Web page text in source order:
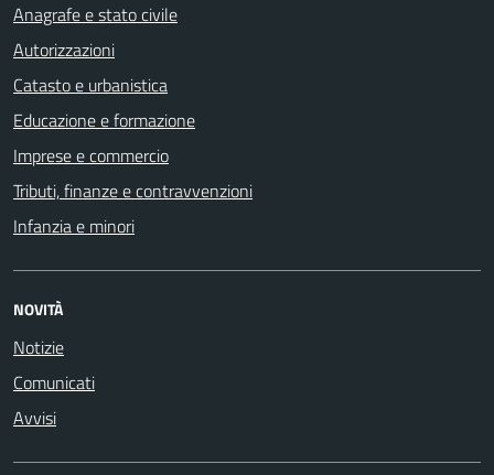
Anagrafe e stato civile
Autorizzazioni
Catasto e urbanistica
Educazione e formazione
Imprese e commercio
Tributi, finanze e contravvenzioni
Infanzia e minori
NOVITÀ
Notizie
Comunicati
Avvisi